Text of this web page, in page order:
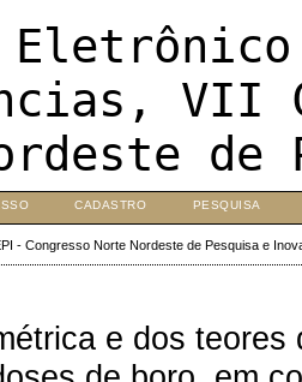
VII
de
CADASTRO PESQUISA
- Congresso Norte Nordeste de Pesquisa e
e dos